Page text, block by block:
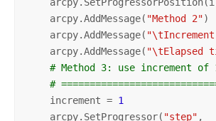
    arcpy.AddMessage(
"Method 2")
    arcpy.AddMessage(
    arcpy.AddMessage(
"\tElapsed
# Method 3: use increment of
#
    increment =
1
    arcpy.SetProgressor(
"step" ,